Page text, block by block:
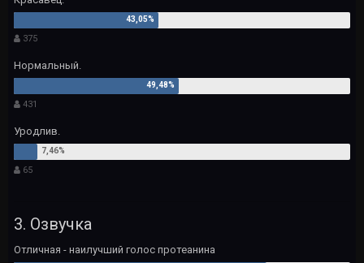
375
Нормальный.
431
Уродлив.
65
3. Озвучка
Отличная - наилучший голос протеанина